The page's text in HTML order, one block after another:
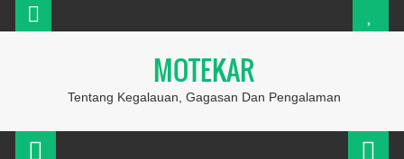
MOTEKAR
Tentang Kegalauan, Gagasan Dan Pengalaman